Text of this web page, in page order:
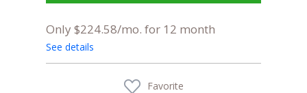
Only $224.58/mo. for 12 month
See details
Favorite